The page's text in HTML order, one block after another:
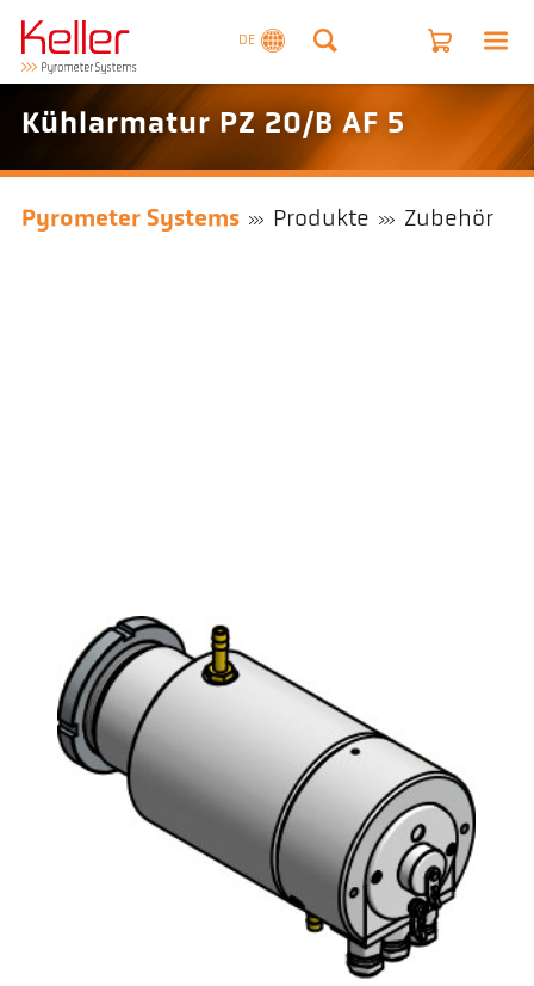
DE
Kühlarmatur PZ 20/B AF 5
Pyrometer Systems Produkte Zubehör